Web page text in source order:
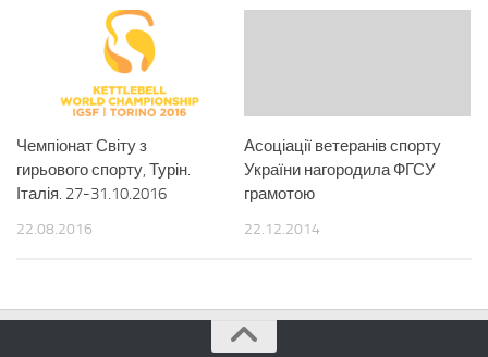
Чемпіонат Світу з
гирьового спорту, Турін.
Італія. 27-31.10.2016
22.08.2016
Асоціації ветеранів спорту
України нагородила ФГСУ
грамотою
22.12.2014